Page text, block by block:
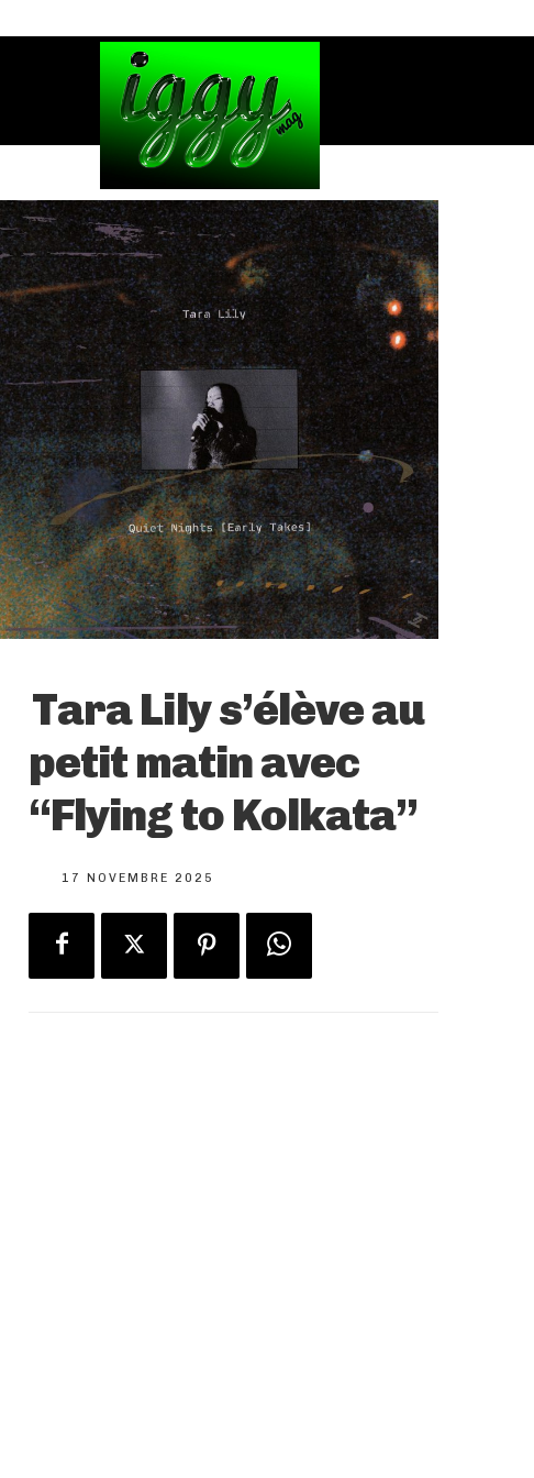
Tara Lily s’élève au
petit matin avec
“Flying to Kolkata”
17 NOVEMBRE 2025